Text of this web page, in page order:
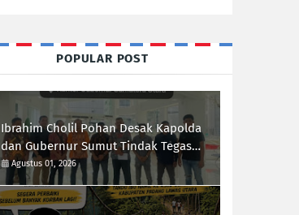
POPULAR POST
Ibrahim Cholil Pohan Desak Kapolda
dan Gubernur Sumut Tindak Tegas
Galian C Ilegal di Sipiongot Julu Kec.
Dolok Kab. Paluta
Agustus 01, 2026